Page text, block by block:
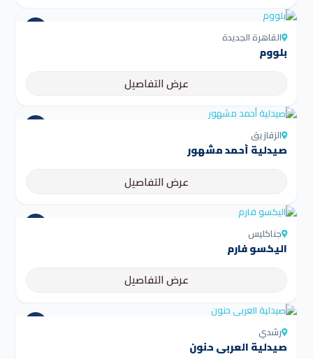
القاهرة الجديدة
بلووم
عرض التفاصيل
الزقازيق
صيدلية أحمد مشهور
عرض التفاصيل
جناكليس
اليكسو فارم
عرض التفاصيل
رشدي
صيدلية العربى حنون